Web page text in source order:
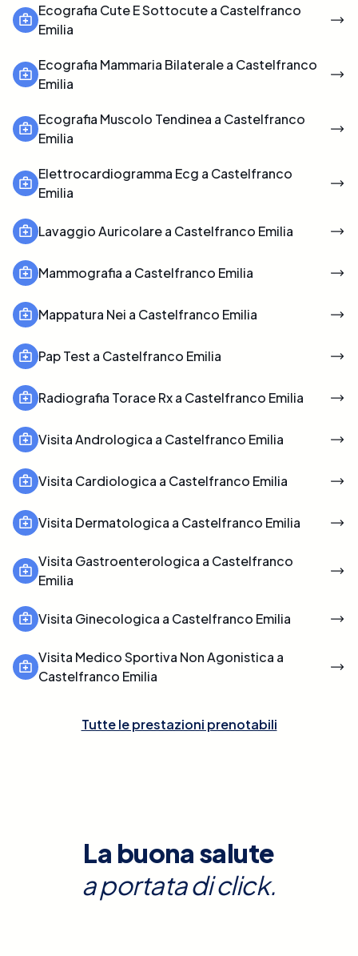
Ecografia Cute E Sottocute a Castelfranco
Emilia
Ecografia Mammaria Bilaterale a Castelfranco
Emilia
Ecografia Muscolo Tendinea a Castelfranco
Emilia
Elettrocardiogramma Ecg a Castelfranco
Emilia
Lavaggio Auricolare a Castelfranco Emilia
Mammografia a Castelfranco Emilia
Mappatura Nei a Castelfranco Emilia
Pap Test a Castelfranco Emilia
Radiografia Torace Rx a Castelfranco Emilia
Visita Andrologica a Castelfranco Emilia
Visita Cardiologica a Castelfranco Emilia
Visita Dermatologica a Castelfranco Emilia
Visita Gastroenterologica a Castelfranco
Emilia
Visita Ginecologica a Castelfranco Emilia
Visita Medico Sportiva Non Agonistica a
Castelfranco Emilia
Tutte le prestazioni prenotabili
La buona salute
a portata di click.